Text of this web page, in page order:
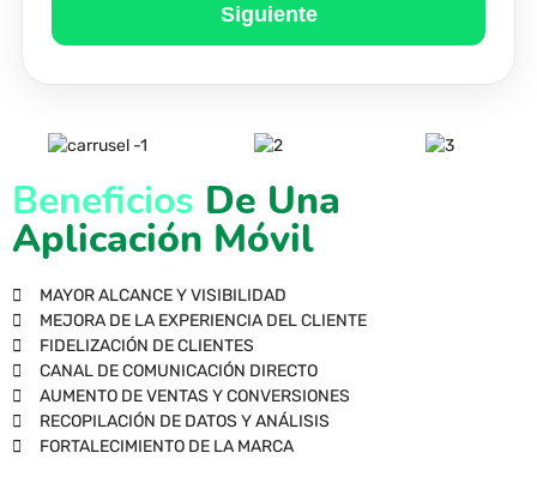
Siguiente
Beneficios De Una
Aplicación Móvil
MAYOR ALCANCE Y VISIBILIDAD
MEJORA DE LA EXPERIENCIA DEL CLIENTE
FIDELIZACIÓN DE CLIENTES
CANAL DE COMUNICACIÓN DIRECTO
AUMENTO DE VENTAS Y CONVERSIONES
RECOPILACIÓN DE DATOS Y ANÁLISIS
FORTALECIMIENTO DE LA MARCA